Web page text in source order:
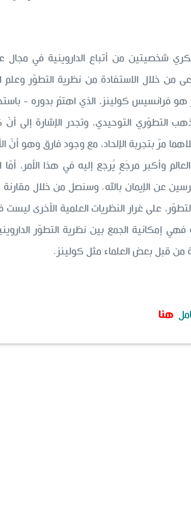
شخصيتين من أتباع الداروينية في مجال
من خلال الاستفادة من نظرية التطوّر وعلم
هو فرانسيس كولينز، الذي اهتمّ بدوره -
التطوّري التوحيدي، وتجدر الإشارة إلى أنّ
مرّ بتجربة الإلحاد، مع وجود فارق وهو أنّ
وأكبر مرجَعٍ يُرجع إليه في هذا الأمر، أمّا
عن الإيمان بالله. وسنصل من خلال مقارنة
على غرار النظريات العلمية الأخرى
فهي إمكانية الجمع بين نظرية التطوّر
من قبل بعض العلماء مثل كولينز.
هنا